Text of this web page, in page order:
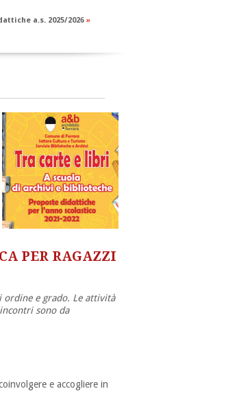
a.s. 2025/2026 »
PER RAGAZZI
e grado. Le attività
sono da
e accogliere in